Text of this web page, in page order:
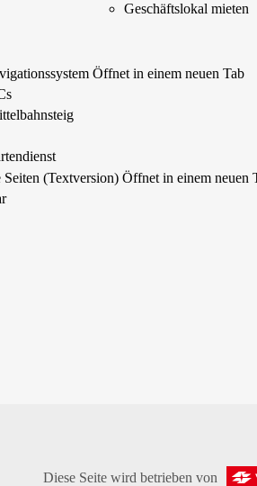
Geschäftslokal mieten
Öffnet in einem neuen Tab
Seiten (Textversion)Öffnet in einem neuen
Diese Seite wird betrieben von